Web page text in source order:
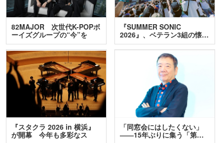
82MAJOR 次世代K-POPボ
ーイズグループの“今”を
訊…
『SUMMER SONIC
2026』、ベテラン3組の懐…
『スタクラ 2026 in 横浜』
が開幕 今年も多彩なス
「同窓会にはしたくない」
――15年ぶりに集う「第…